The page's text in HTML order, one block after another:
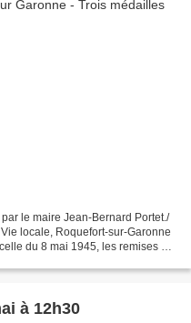
le maire Jean-Bernard Portet./
locale, Roquefort-sur-Garonne
du 8 mai 1945, les remises de
à 12h30